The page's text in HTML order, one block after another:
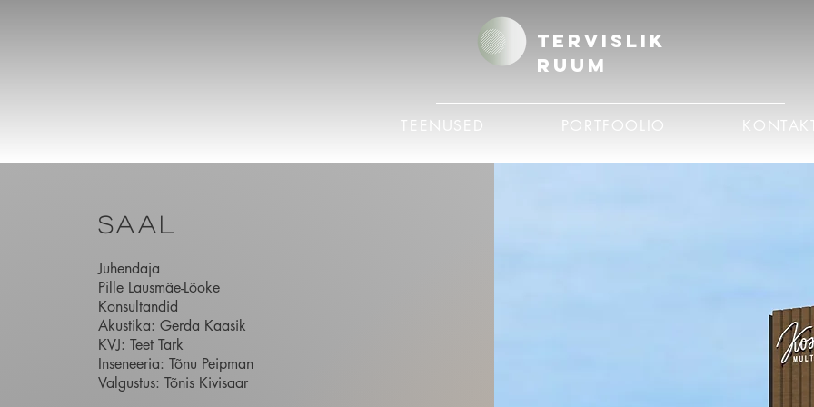
TEENUSED PORTFOOLIO
Tervislik
Ruum
saal
Juhendaja
Pille Lausmäe-Lõoke
Konsultandid
Akustika: Gerda Kaasik
KVJ: Teet Tark
Inseneeria: Tõnu Peipman
Valgustus: Tõnis Kivisaar